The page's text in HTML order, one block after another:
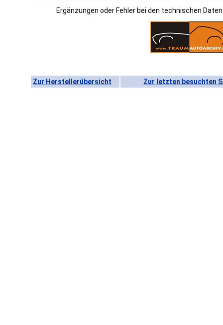
Ergänzungen oder Fehler bei den technischen
Zur Herstellerübersicht Zur letzten besuchten